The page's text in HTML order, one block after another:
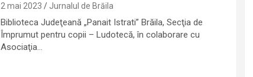
2 mai 2023 Jurnalul de Brăila
Biblioteca Judeţeană „Panait Istrati” Brăila, Secţia de
Împrumut pentru copii – Ludotecă, în colaborare cu
Asociaţia…